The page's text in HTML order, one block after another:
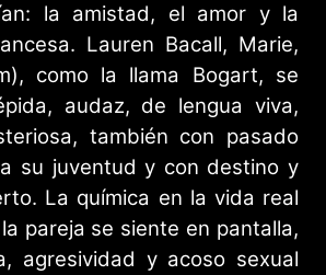
la amistad, el amor y la
Lauren Bacall, Marie,
como la llama Bogart, se
audaz, de lengua viva,
también con pasado
su juventud y con destino y
La química en la vida real
pareja se siente en pantalla,
agresividad y acoso sexual